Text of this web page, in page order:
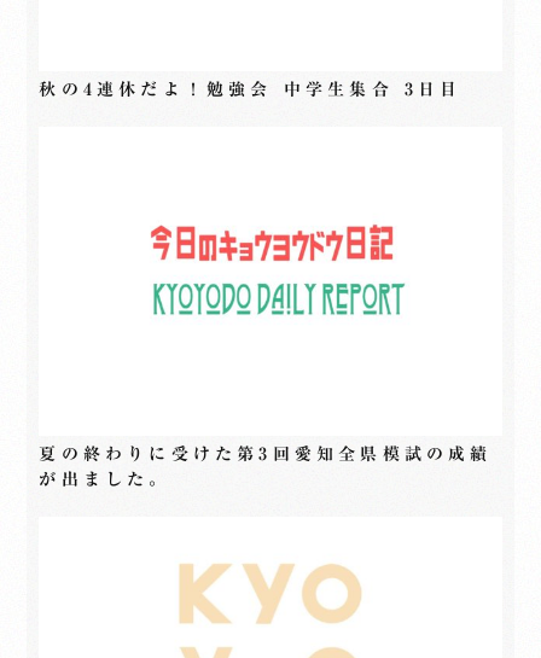
秋の4連休だよ！勉強会 中学生集合 3日目
夏の終わりに受けた第3回愛知全県模試の成績
が出ました。